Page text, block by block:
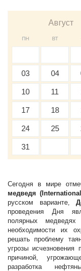
ПН ВТ
03 04
10 11
17 18
24 25
31
Сегодня в мире
медведя
русском варианте,
проведения Дня
полярных
необходимости их
решать проблему
угрозы
причиной,
разработка